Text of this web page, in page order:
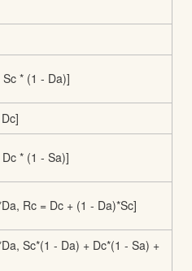
* (1 - Da)]
* (1 - Sa)]
Rc = Dc + (1 - Da)*Sc]
Sc*(1 - Da) + Dc*(1 - Sa) +